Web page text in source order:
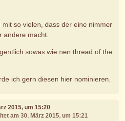
mit so vielen, dass der eine nimmer
andere macht.
sowas wie nen thread of the
ich gern diesen hier nominieren.
2015, um 15:20
am 30. März 2015, um 15:21